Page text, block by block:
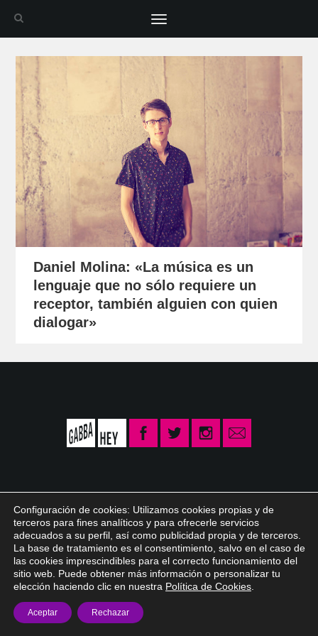
Toggle
Daniel Molina: «La música es un
lenguaje que no sólo requiere un
receptor, también alguien con quien
dialogar»
© 2026 Gabba Hey /info@gabbahey.es/Aviso legal /Política de privacidad
Política de Cookies
Configuración de cookies: Utilizamos cookies propias y de
terceros para fines analíticos y para ofrecerle servicios
adecuados a su perfil, así como publicidad propia y de terceros.
La base de tratamiento es el consentimiento, salvo en el caso de
las cookies imprescindibles para el correcto funcionamiento del
sitio web. Puede obtener más información o personalizar tu
elección haciendo clic en nuestra Política de Cookies
Aceptar Rechazar